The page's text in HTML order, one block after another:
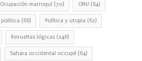
Ocupación marroquí (70) ONU (64)
política (66) Política y utopia (62)
Revueltas lógicas (246)
Sahara occidental occupé (64)